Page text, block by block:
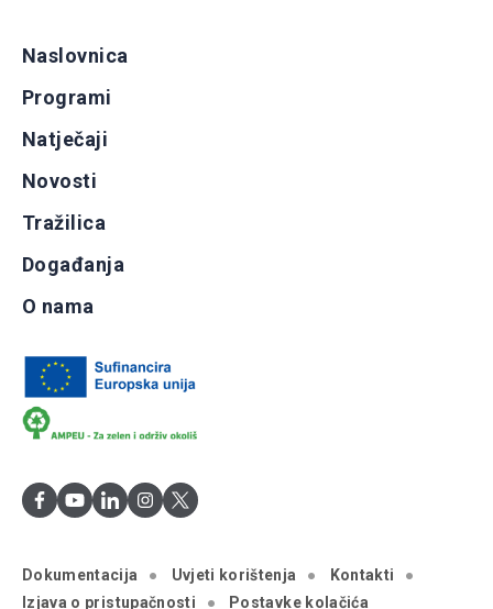
Naslovnica
Programi
Natječaji
Novosti
Tražilica
Događanja
O nama
Dokumentacija Uvjeti korištenja
Kontakti
Izjava o pristupačnosti
Postavke kolačića